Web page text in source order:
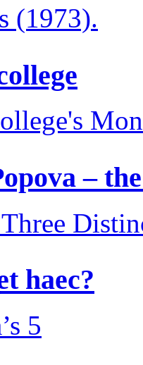
(1973).
–
haec?
5